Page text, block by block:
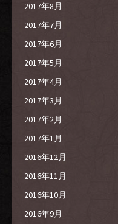
2017年8月
2017年7月
2017年6月
2017年5月
2017年4月
2017年3月
2017年2月
2017年1月
2016年12月
2016年11月
2016年10月
2016年9月